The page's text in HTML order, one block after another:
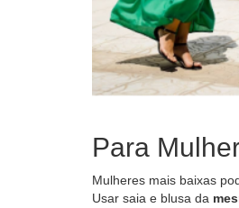
Para
Mulheres mais baixas
Usar saia e blusa da